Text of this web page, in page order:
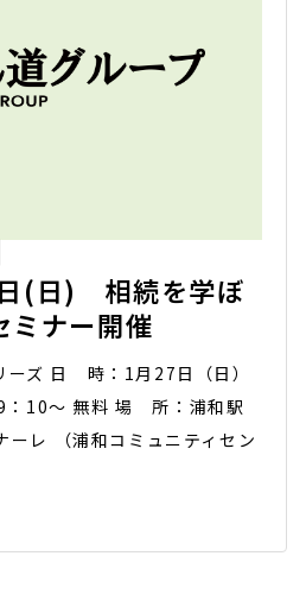
(日) 相続を学ぼ
ナー開催
ーズ 日 時：1月27日（日）
：10～ 無料 場 所：浦和駅
ーレ （浦和コミュニティセン